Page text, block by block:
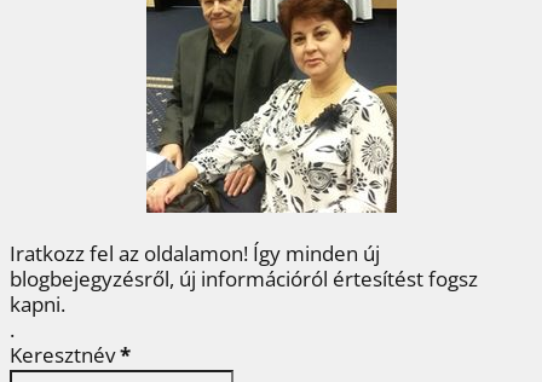
b
o
k
t
e
r
e
e
s
t
e
d
I
n
a
e
g
Iratkozz fel az oldalamon! Így minden új
blogbejegyzésről, új információról értesítést fogsz
kapni.
.
Keresztnév*